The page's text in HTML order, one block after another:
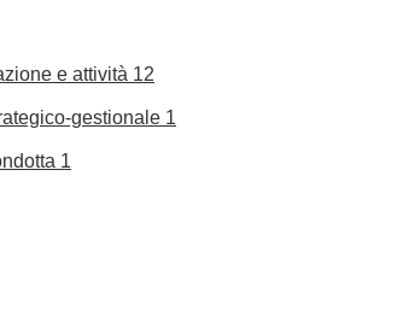
e attività 12
gestionale 1
1